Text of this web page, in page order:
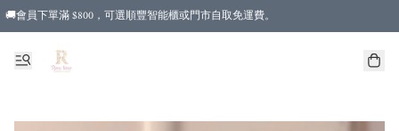
🚚會員下單滿 $800，可選順豐智能櫃或門市自取免運費。